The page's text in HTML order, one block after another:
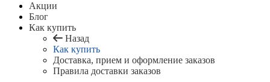
Акции
Блог
Как купить
Назад
Как купить
Доставка, прием и оформление заказов
Правила доставки заказов